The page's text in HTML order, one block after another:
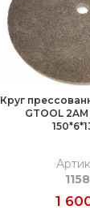
Круг
GTOOL
1